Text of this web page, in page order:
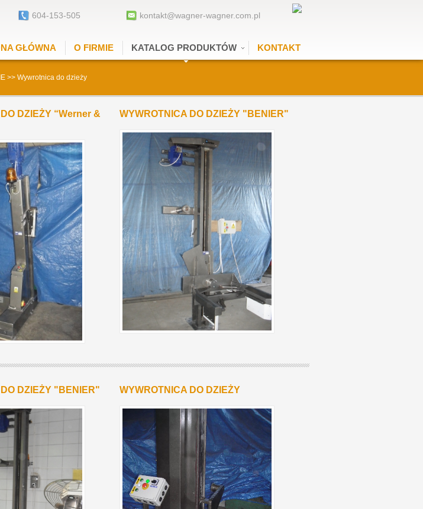
604-153-505 kontakt@wagner-wagner.com.pl
GŁÓWNA O FIRMIE KATALOG PRODUKTÓW KONTAKT
>> Wywrotnica do dzieży
DZIEŻY “Werner &
WYWROTNICA DO DZIEŻY "BENIER"
DZIEŻY "BENIER" WYWROTNICA DO DZIEŻY